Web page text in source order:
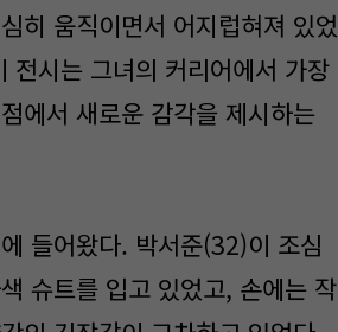
히 움직이면서 어지럽혀져 있었
전시는 그녀의 커리어에서 가장
에서 새로운 감각을 제시하는
들어왔다. 박서준(32)이 조심
슈트를 입고 있었고, 손에는 작